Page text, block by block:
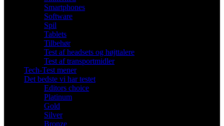
Smartphones
Software
Spil
Tablets
Tilbehør
Test af headsets og højttalere
Test af transportmidler
Tech-Test mener
Det bedste vi har testet
Editors choice
Platinum
Gold
Silver
Bronze